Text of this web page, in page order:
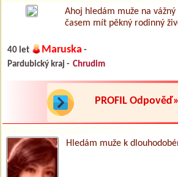
Ahoj hledám muže na
časem mít pěkný rodinný
40 let Maruska -
Pardubický kraj - Chrudim
PROFIL Odpověď»
Hledám muže k